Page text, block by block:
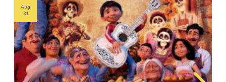
Aug
31